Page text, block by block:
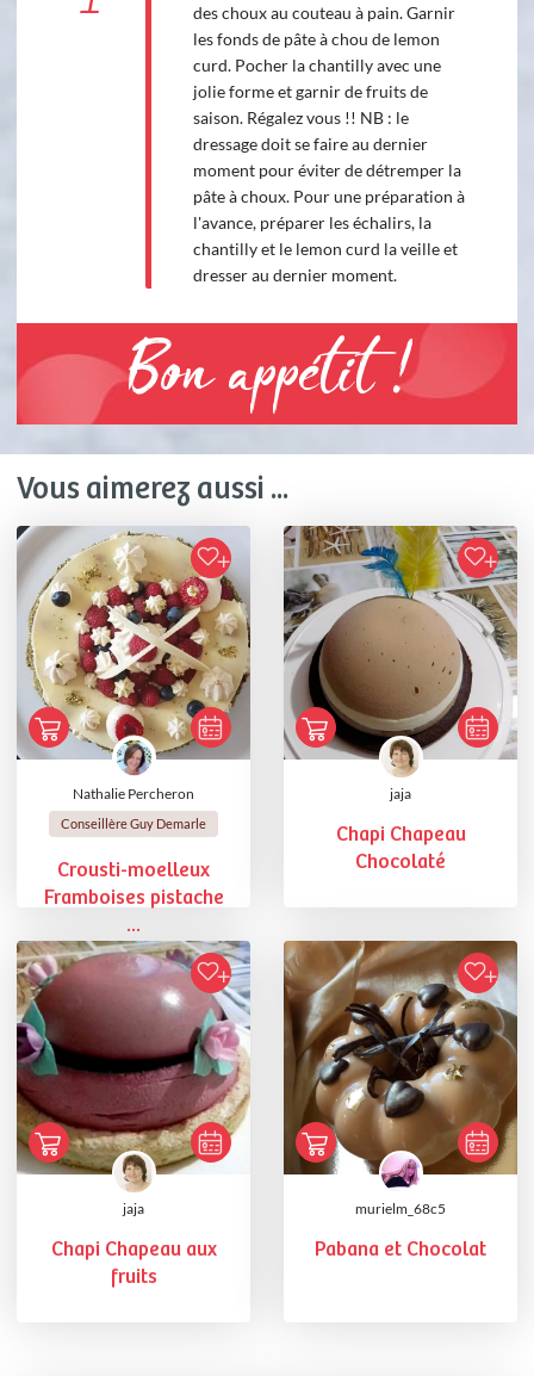
des choux au couteau à pain. Garnir
les fonds de pâte à chou de lemon
curd. Pocher la chantilly avec une
jolie forme et garnir de fruits de
saison. Régalez vous !! NB : le
dressage doit se faire au dernier
moment pour éviter de détremper la
pâte à choux. Pour une préparation à
l'avance, préparer les échalirs, la
chantilly et le lemon curd la veille et
dresser au dernier moment.
Bon appétit !
Vous aimerez aussi ...
Nathalie Percheron
Conseillère Guy Demarle
Crousti-moelleux
Framboises pistache
...
jaja
Chapi Chapeau
Chocolaté
jaja
Chapi Chapeau aux
fruits
murielm_68c5
Pabana et Chocolat